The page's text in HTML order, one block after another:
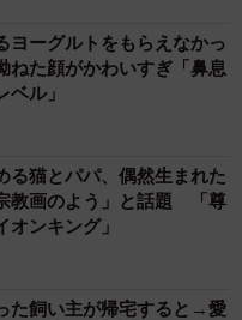
ヨーグルトをもらえなかっ
ねた顔がかわいすぎ「鼻息
ル」
る猫とパパ、偶然生まれた
教画のよう」と話題 「尊
オンキング」
た飼い主が帰宅すると→愛